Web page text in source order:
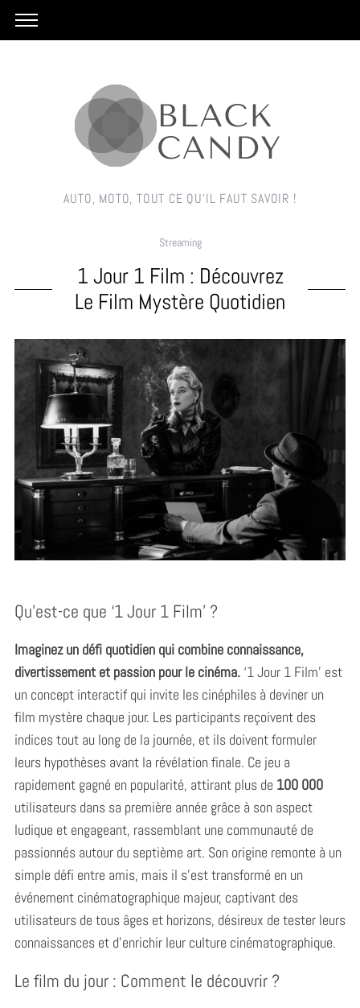
AUTO, MOTO, TOUT CE QU'IL FAUT SAVOIR !
Streaming
1 Jour 1 Film : Découvrez
Le Film Mystère Quotidien
Qu’est-ce que ‘1 Jour 1 Film’ ?
Imaginez un défi quotidien qui combine connaissance,
divertissement et passion pour le cinéma.‘1 Jour 1 Film’ est
un concept interactif qui invite les cinéphiles à deviner un
film mystère chaque jour. Les participants reçoivent des
indices tout au long de la journée, et ils doivent formuler
leurs hypothèses avant la révélation finale. Ce jeu a
rapidement gagné en popularité, attirant plus de 100 000
utilisateurs dans sa première année grâce à son aspect
ludique et engageant, rassemblant une communauté de
passionnés autour du septième art. Son origine remonte à un
simple défi entre amis, mais il s’est transformé en un
événement cinématographique majeur, captivant des
utilisateurs de tous âges et horizons, désireux de tester leurs
connaissances et d’enrichir leur culture cinématographique.
Le film du jour : Comment le découvrir ?